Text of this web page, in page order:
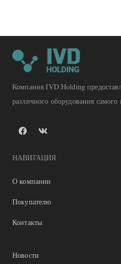
Компания IVD Holding
различного оборудования самого
НАВИГАЦИЯ
О компании
Покупателю
Контакты
Новости